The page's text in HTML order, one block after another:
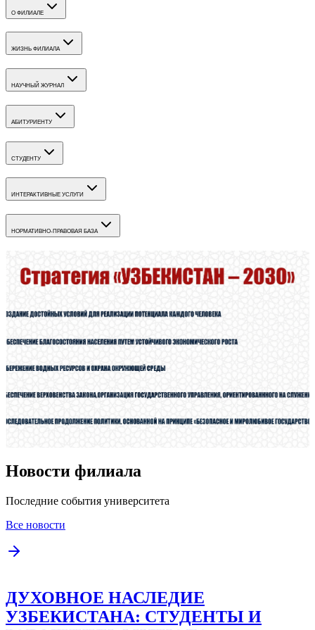
О ФИЛИАЛЕ
ЖИЗНЬ ФИЛИАЛА
НАУЧНЫЙ ЖУРНАЛ
АБИТУРИЕНТУ
СТУДЕНТУ
ИНТЕРАКТИВНЫЕ УСЛУГИ
НОРМАТИВНО-ПРАВОВАЯ БАЗА
Новости филиала
Последние события университета
Все новости
ДУХОВНОЕ НАСЛЕДИЕ
УЗБЕКИСТАНА: СТУДЕНТЫ И